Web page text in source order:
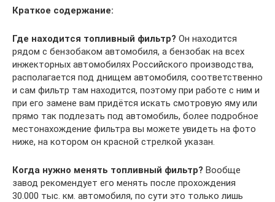
Краткое содержание:
Где находится топливный фильтр? Он находится
рядом с бензобаком автомобиля, а бензобак на всех
инжекторных автомобилях Российского производства,
располагается под днищем автомобиля, соответственно
и сам фильтр там находится, поэтому при работе с ним и
при его замене вам придётся искать смотровую яму или
прямо так подлезать под автомобиль, более подробное
местонахождение фильтра вы можете увидеть на фото
ниже, на котором он красной стрелкой указан.
Когда нужно менять топливный фильтр? Вообще
завод рекомендует его менять после прохождения
30.000 тыс. км. автомобиля, по сути это только лишь